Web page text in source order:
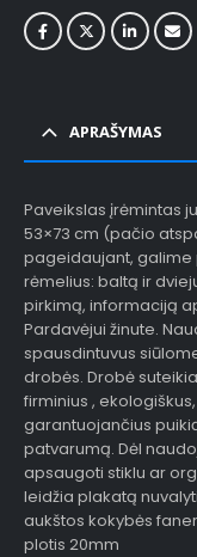
APRAŠYMAS
Paveikslas įrėmintas
53×73 cm (pačio
pageidaujant, galime
rėmelius: baltą ir
pirkimą, informaciją
Pardavėjui žinute.
spausdintuvus
drobės. Drobė
firminius ,
garantuojančius
patvarumą. Dėl
apsaugoti stiklu ar
leidžia plakatą
aukštos kokybės
plotis 20mm